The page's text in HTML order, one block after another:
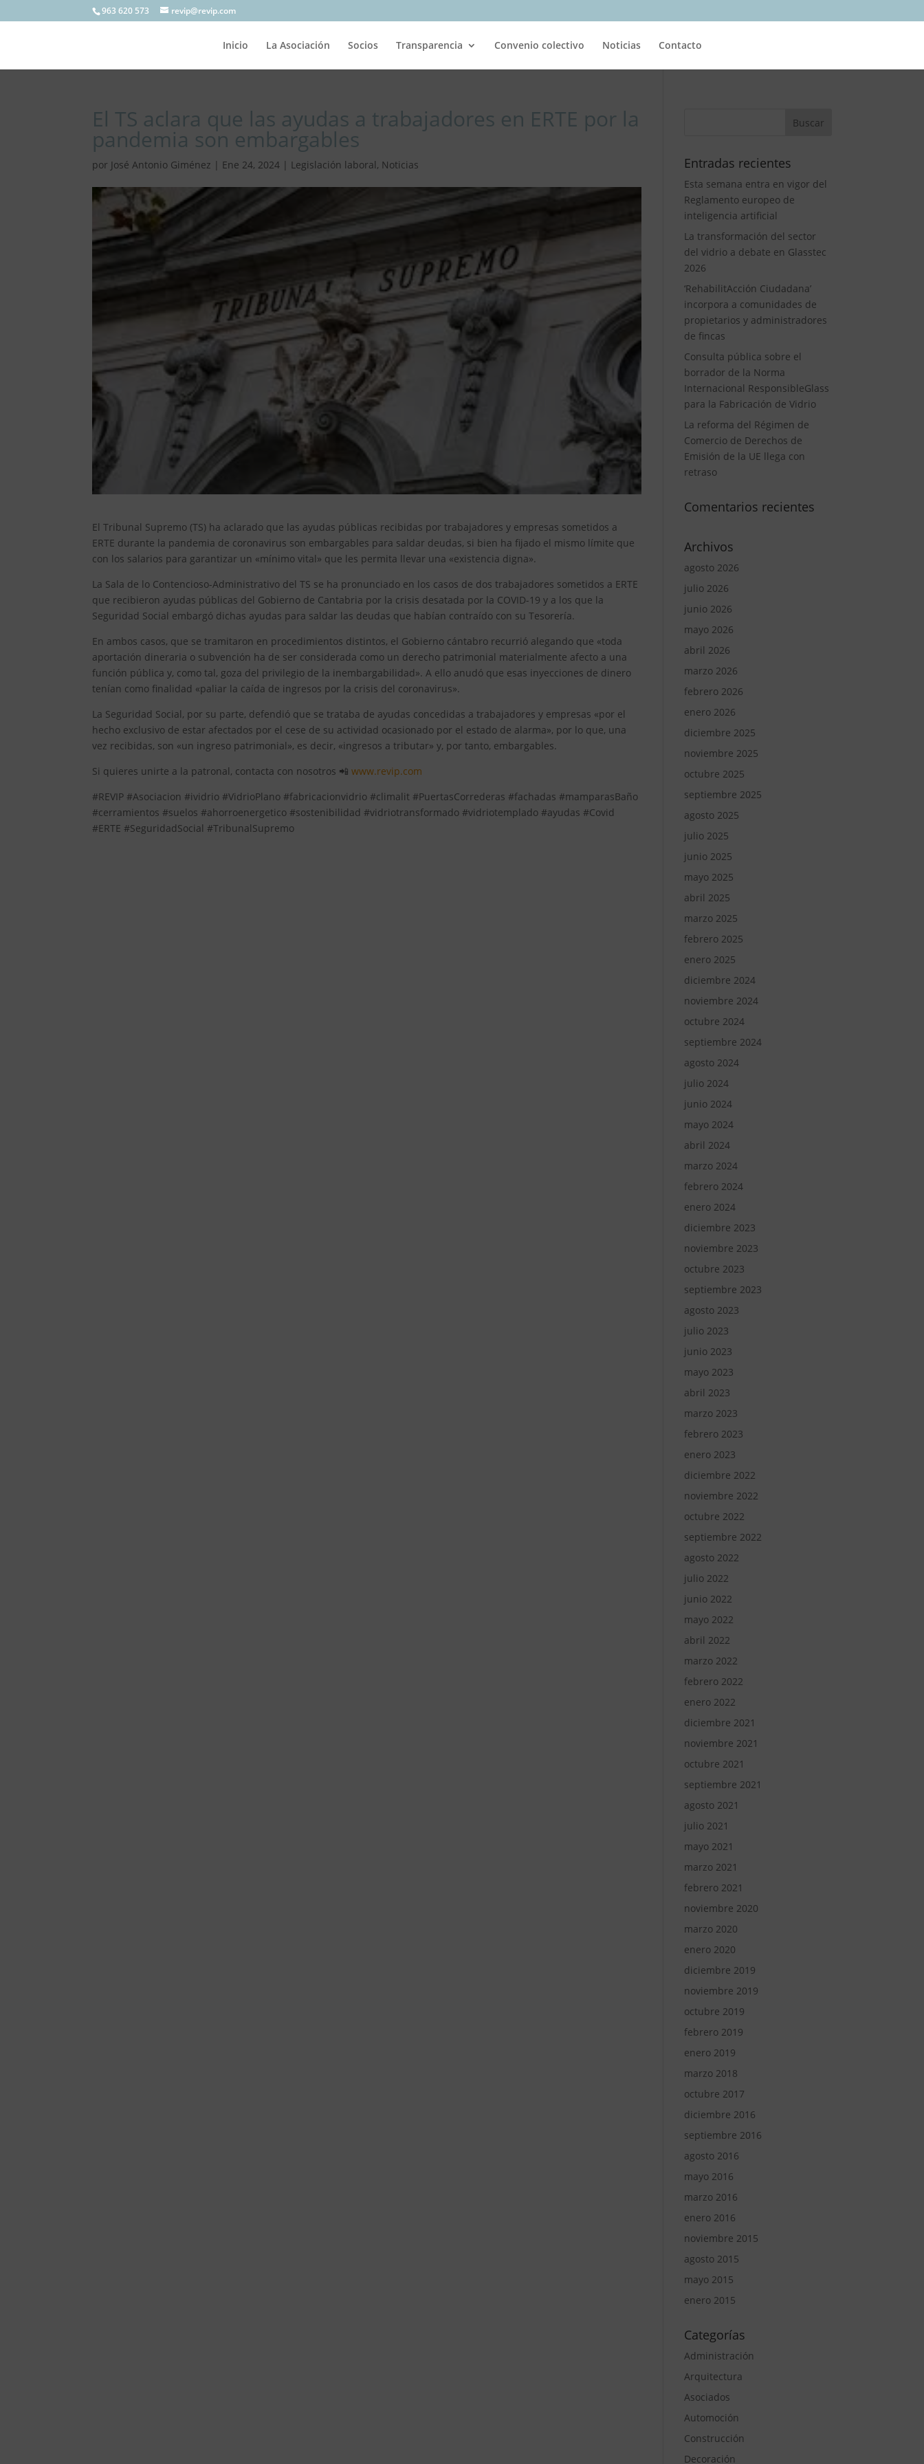
963 620 573 revip@revip.com
Inicio La Asociación Socios Transparencia Convenio colectivo Noticias Contacto
El TS aclara que las ayudas a trabajadores en ERTE por la
pandemia son embargables
por José Antonio Giménez | Ene 24, 2024 | Legislación laboral, Noticias
El Tribunal Supremo (TS) ha aclarado que las ayudas públicas recibidas por trabajadores y empresas sometidos a
ERTE durante la pandemia de coronavirus son embargables para saldar deudas, si bien ha fijado el mismo límite que
con los salarios para garantizar un «mínimo vital» que les permita llevar una «existencia digna».
La Sala de lo Contencioso-Administrativo del TS se ha pronunciado en los casos de dos trabajadores sometidos a ERTE
que recibieron ayudas públicas del Gobierno de Cantabria por la crisis desatada por la COVID-19 y a los que la
Seguridad Social embargó dichas ayudas para saldar las deudas que habían contraído con su Tesorería.
En ambos casos, que se tramitaron en procedimientos distintos, el Gobierno cántabro recurrió alegando que «toda
aportación dineraria o subvención ha de ser considerada como un derecho patrimonial materialmente afecto a una
función pública y, como tal, goza del privilegio de la inembargabilidad». A ello anudó que esas inyecciones de dinero
tenían como finalidad «paliar la caída de ingresos por la crisis del coronavirus».
La Seguridad Social, por su parte, defendió que se trataba de ayudas concedidas a trabajadores y empresas «por el
hecho exclusivo de estar afectados por el cese de su actividad ocasionado por el estado de alarma», por lo que, una
vez recibidas, son «un ingreso patrimonial», es decir, «ingresos a tributar» y, por tanto, embargables.
Si quieres unirte a la patronal, contacta con nosotros 📲www.revip.com
#REVIP #Asociacion #ividrio #VidrioPlano #fabricacionvidrio #climalit #PuertasCorrederas #fachadas #mamparasBaño
#cerramientos #suelos #ahorroenergetico #sostenibilidad #vidriotransformado #vidriotemplado #ayudas #Covid
#ERTE #SeguridadSocial #TribunalSupremo
Entradas recientes
Esta semana entra en vigor del
Reglamento europeo de
inteligencia artificial
La transformación del sector
del vidrio a debate en Glasstec
2026
‘RehabilitAcción Ciudadana’
incorpora a comunidades de
propietarios y administradores
de fincas
Consulta pública sobre el
borrador de la Norma
Internacional ResponsibleGlass
para la Fabricación de Vidrio
La reforma del Régimen de
Comercio de Derechos de
Emisión de la UE llega con
retraso
Comentarios recientes
Archivos
agosto 2026
julio 2026
junio 2026
mayo 2026
abril 2026
marzo 2026
febrero 2026
enero 2026
diciembre 2025
noviembre 2025
octubre 2025
septiembre 2025
agosto 2025
julio 2025
junio 2025
mayo 2025
abril 2025
marzo 2025
febrero 2025
enero 2025
diciembre 2024
noviembre 2024
octubre 2024
septiembre 2024
agosto 2024
julio 2024
junio 2024
mayo 2024
abril 2024
marzo 2024
febrero 2024
enero 2024
diciembre 2023
noviembre 2023
octubre 2023
septiembre 2023
agosto 2023
julio 2023
junio 2023
mayo 2023
abril 2023
marzo 2023
febrero 2023
enero 2023
diciembre 2022
noviembre 2022
octubre 2022
septiembre 2022
agosto 2022
julio 2022
junio 2022
mayo 2022
abril 2022
marzo 2022
febrero 2022
enero 2022
diciembre 2021
noviembre 2021
octubre 2021
septiembre 2021
agosto 2021
julio 2021
mayo 2021
marzo 2021
febrero 2021
noviembre 2020
marzo 2020
enero 2020
diciembre 2019
noviembre 2019
octubre 2019
febrero 2019
enero 2019
marzo 2018
octubre 2017
diciembre 2016
septiembre 2016
agosto 2016
mayo 2016
marzo 2016
enero 2016
noviembre 2015
agosto 2015
mayo 2015
enero 2015
Categorías
Administración
Arquitectura
Asociados
Automoción
Construcción
Decoración